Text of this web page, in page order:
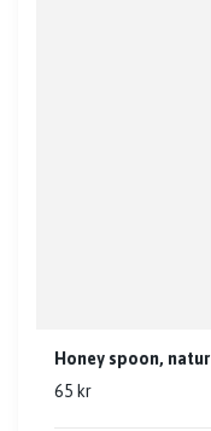
Honey spoon, natur
65 kr